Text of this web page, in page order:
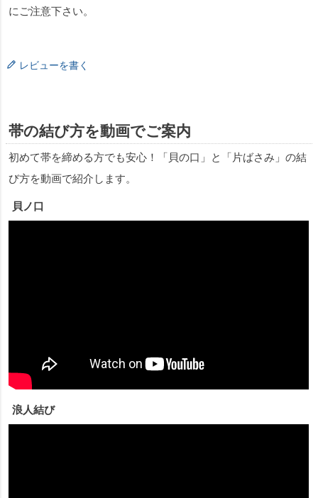
にご注意下さい。
レビューを書く
帯の結び方を動画でご案内
初めて帯を締める方でも安心！「貝の口」と「片ばさみ」の結
び方を動画で紹介します。
貝ノ口
浪人結び